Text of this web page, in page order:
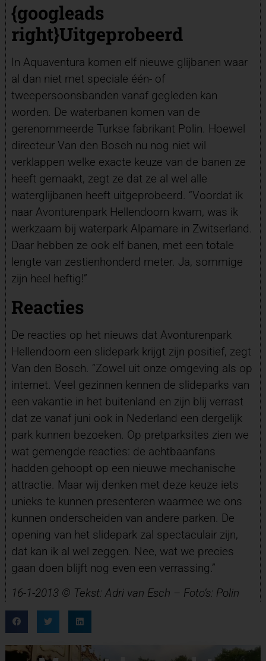
{googleads
right}Uitgeprobeerd
In Aquaventura komen elf nieuwe glijbanen waar
al dan niet met speciale één- of
tweepersoonsbanden vanaf gegleden kan
worden. De waterbanen komen van de
gerenommeerde Turkse fabrikant Polin. Hoewel
directeur Van den Bosch nu nog niet wil
verklappen welke exacte keuze van de banen ze
heeft gemaakt, zegt ze dat ze al wel alle
waterglijbanen heeft uitgeprobeerd. “Voordat ik
naar Avonturenpark Hellendoorn kwam, was ik
werkzaam bij waterpark Alpamare in Zwitserland.
Daar hebben ze ook elf banen, met een totale
lengte van zestienhonderd meter. Ja, sommige
zijn heel heftig!”
Reacties
De reacties op het nieuws dat Avonturenpark
Hellendoorn een slidepark krijgt zijn positief, zegt
Van den Bosch. “Zowel uit onze omgeving als op
internet. Veel gezinnen kennen de slideparks van
een vakantie in het buitenland en zijn blij verrast
dat ze vanaf juni ook in Nederland een dergelijk
park kunnen bezoeken. Op pretparksites zien we
wat gemengde reacties: de achtbaanfans
hadden gehoopt op een nieuwe mechanische
attractie. Maar wij denken met deze keuze iets
unieks te kunnen presenteren waarmee we ons
kunnen onderscheiden van andere parken. De
opening van het slidepark zal spectaculair zijn,
dat kan ik al wel zeggen. Nee, wat we precies
gaan doen blijft nog even een verrassing.”
16-1-2013 © Tekst: Adri van Esch – Foto’s: Polin